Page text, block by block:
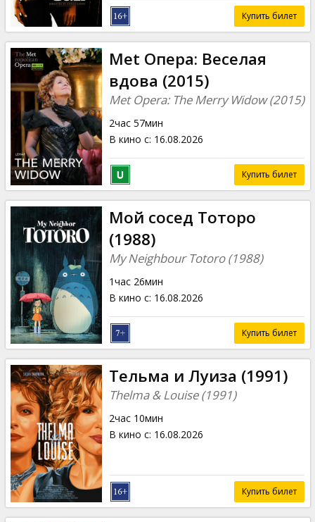
Купить билет
Met Опера: Веселая
вдова (2015)
Met Opera: The Merry Widow (2015)
2час 57мин
В кино с: 16.08.2026
Купить билет
Мой сосед Тоторо
(1988)
My Neighbour Totoro (1988)
1час 26мин
В кино с: 16.08.2026
Купить билет
Тельма и Луиза (1991)
Thelma & Louise (1991)
2час 10мин
В кино с: 16.08.2026
Купить билет